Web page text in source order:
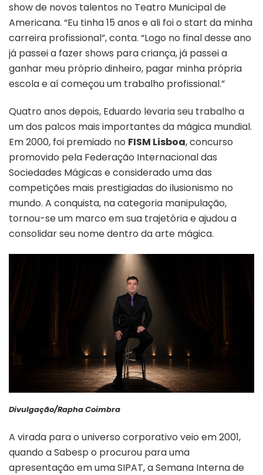
show de novos talentos no Teatro Municipal de
Americana. “Eu tinha 15 anos e ali foi o start da minha
carreira profissional”, conta. “Logo no final desse ano
já passei a fazer shows para criança, já passei a
ganhar meu próprio dinheiro, pagar minha própria
escola e aí começou um trabalho profissional.”
Quatro anos depois, Eduardo levaria seu trabalho a
um dos palcos mais importantes da mágica mundial.
Em 2000, foi premiado no FISM Lisboa, concurso
promovido pela Federação Internacional das
Sociedades Mágicas e considerado uma das
competições mais prestigiadas do ilusionismo no
mundo. A conquista, na categoria manipulação,
tornou-se um marco em sua trajetória e ajudou a
consolidar seu nome dentro da arte mágica.
Divulgação/Rapha Coimbra
A virada para o universo corporativo veio em 2001,
quando a Sabesp o procurou para uma
apresentação em uma SIPAT, a Semana Interna de